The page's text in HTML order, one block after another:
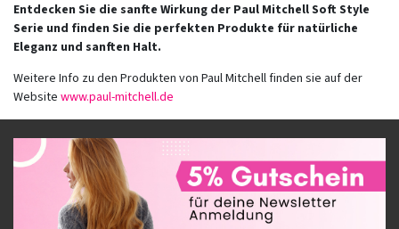
Entdecken Sie die sanfte Wirkung der Paul Mitchell Soft Style
Serie und finden Sie die perfekten Produkte für natürliche
Eleganz und sanften Halt.
Weitere Info zu den Produkten von Paul Mitchell finden sie auf der
Website www.paul-mitchell.de